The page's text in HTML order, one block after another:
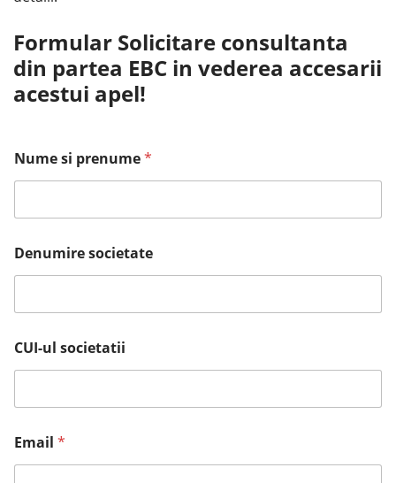
Formular Solicitare consultanta
din partea EBC in vederea accesarii
acestui apel!
Nume si prenume*
Denumire societate
CUI-ul societatii
Email *